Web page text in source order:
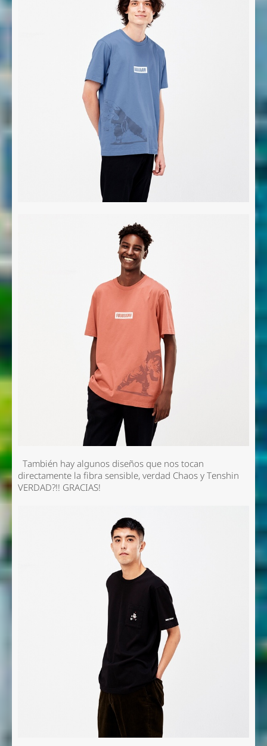
También hay algunos diseños que nos tocan
directamente la fibra sensible, verdad Chaos y Tenshin
VERDAD?!! GRACIAS!